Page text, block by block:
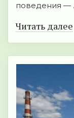
поведения —
Читать далее